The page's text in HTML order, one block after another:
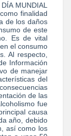
MUNDIAL
finalidad
de los daños
de este
Es de vital
el consumo
Al respecto,
Información
de manejar
del
de las
fue
causa
año, debido
así como los